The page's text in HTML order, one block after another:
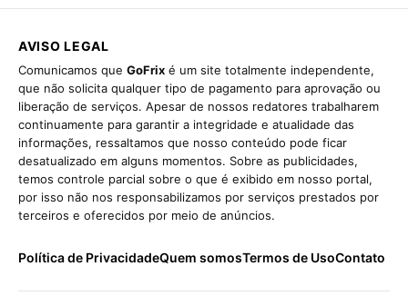
AVISO LEGAL
Comunicamos que GoFrix é um site totalmente independente,
que não solicita qualquer tipo de pagamento para aprovação ou
liberação de serviços. Apesar de nossos redatores trabalharem
continuamente para garantir a integridade e atualidade das
informações, ressaltamos que nosso conteúdo pode ficar
desatualizado em alguns momentos. Sobre as publicidades,
temos controle parcial sobre o que é exibido em nosso portal,
por isso não nos responsabilizamos por serviços prestados por
terceiros e oferecidos por meio de anúncios.
Política de PrivacidadeQuem somosTermos de UsoContato